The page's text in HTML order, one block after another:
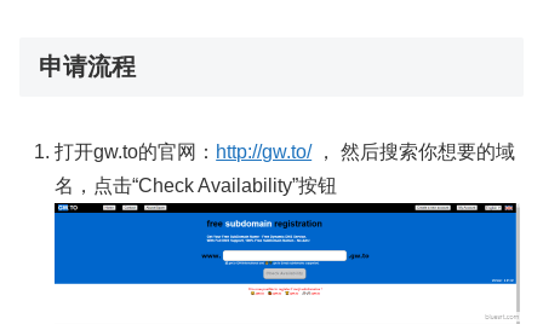
申请流程
打开gw.to的官网： http://gw.to/， 然后搜索你想要的域
名，点击“Check Availability”按钮